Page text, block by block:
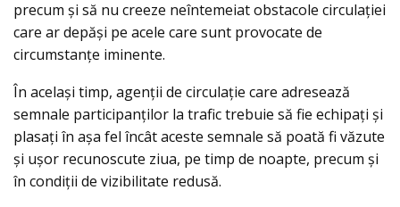
precum şi să nu creeze neîntemeiat obstacole circulaţiei
care ar depăşi pe acele care sunt provocate de
circumstanţe iminente.
În același timp, agenţii de circulaţie care adresează
semnale participanţilor la trafic trebuie să fie echipaţi şi
plasaţi în aşa fel încât aceste semnale să poată fi văzute
şi uşor recunoscute ziua, pe timp de noapte, precum şi
în condiţii de vizibilitate redusă.